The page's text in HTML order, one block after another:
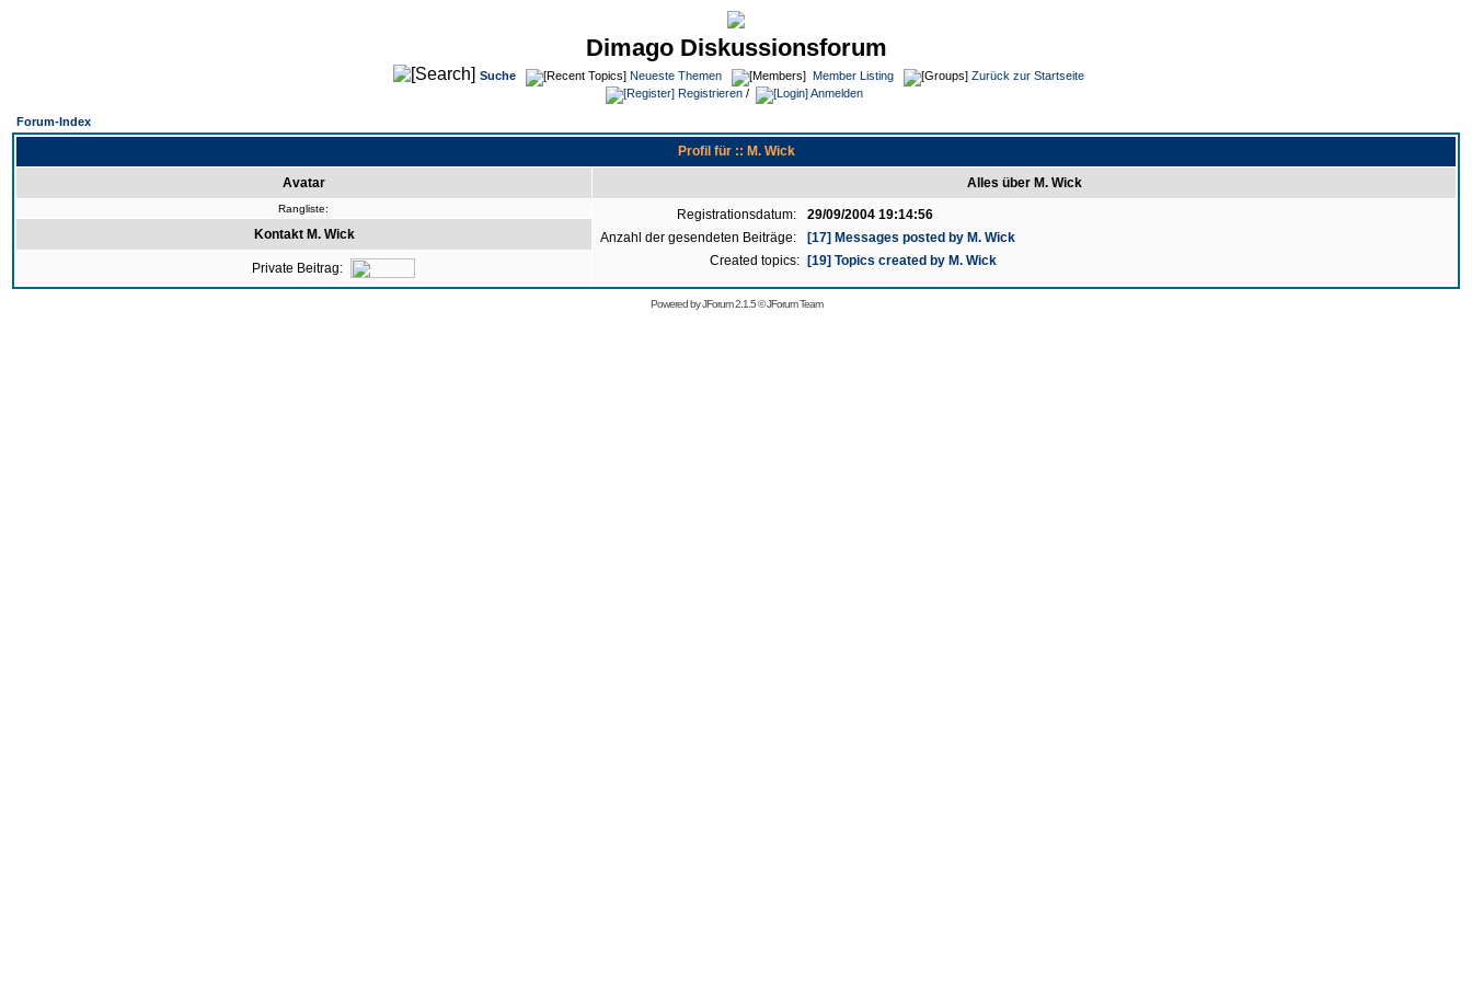
Dimago Diskussionsforum
Suche Neueste Themen Member Listing
Zurück zur Startseite
Registrieren / Anmelden
Forum-Index
Profil für :: M. Wick
Avatar Alles über M. Wick
Rangliste: Registrationsdatum:
29/09/2004 19:14:56
Anzahl der gesendeten Beiträge:
[17] Messages posted by M. Wick
Created topics:
[19] Topics created by M. Wick
Kontakt M. Wick
Private Beitrag:
Powered byJForum 2.1.5©JForum Team